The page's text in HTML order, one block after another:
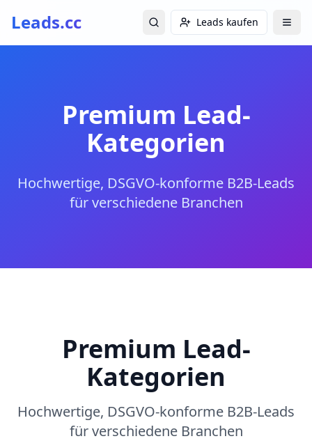
Leads.cc Leads kaufen
Premium Lead-
Kategorien
Hochwertige, DSGVO-konforme B2B-Leads
für verschiedene Branchen
Premium Lead-
Kategorien
Hochwertige, DSGVO-konforme B2B-Leads
für verschiedene Branchen